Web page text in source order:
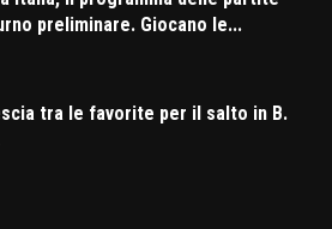
preliminare. Giocano le...
tra le favorite per il salto in B.